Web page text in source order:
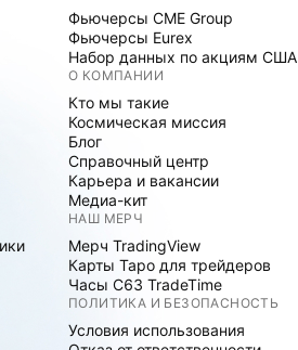
Фьючерсы CME Group
Фьючерсы Eurex
Набор данных по акциям США
О КОМПАНИИ
Кто мы такие
Космическая миссия
Блог
Справочный центр
Карьера и вакансии
Медиа-кит
НАШ МЕРЧ
Мерч TradingView
Карты Таро для трейдеров
Часы C63 TradeTime
ПОЛИТИКА И БЕЗОПАСНОСТЬ
Условия использования